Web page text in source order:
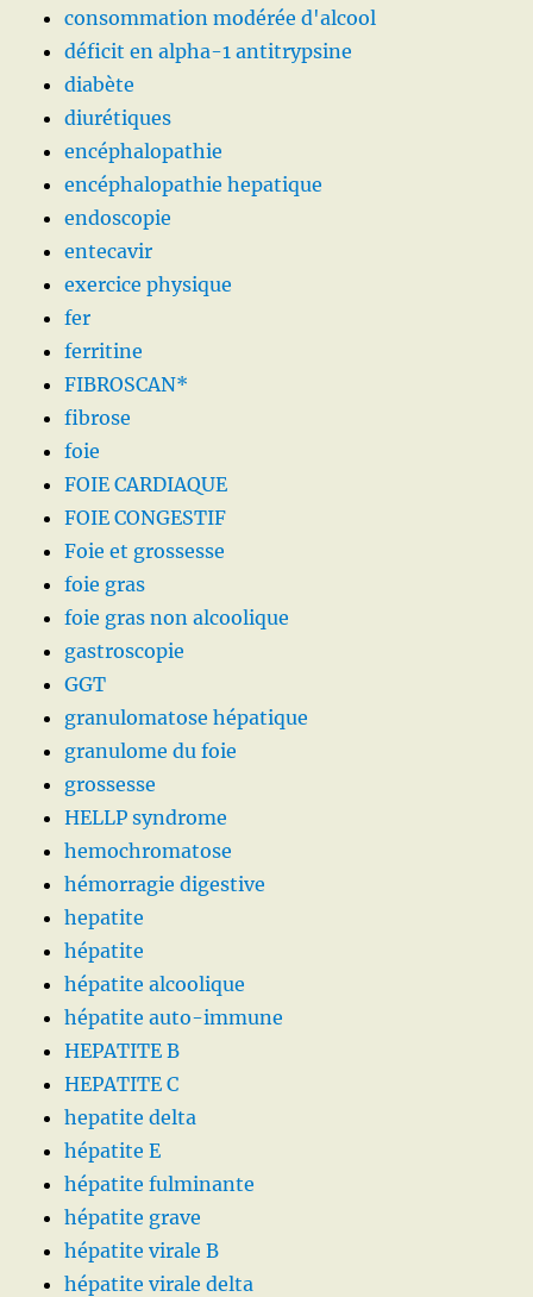
consommation modérée d'alcool
déficit en alpha-1 antitrypsine
diabète
diurétiques
encéphalopathie
encéphalopathie hepatique
endoscopie
entecavir
exercice physique
fer
ferritine
FIBROSCAN*
fibrose
foie
FOIE CARDIAQUE
FOIE CONGESTIF
Foie et grossesse
foie gras
foie gras non alcoolique
gastroscopie
GGT
granulomatose hépatique
granulome du foie
grossesse
HELLP syndrome
hemochromatose
hémorragie digestive
hepatite
hépatite
hépatite alcoolique
hépatite auto-immune
HEPATITE B
HEPATITE C
hepatite delta
hépatite E
hépatite fulminante
hépatite grave
hépatite virale B
hépatite virale delta